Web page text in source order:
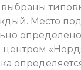
Место